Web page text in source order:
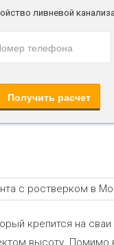
ливневой
крепится на
высоту. Помимо